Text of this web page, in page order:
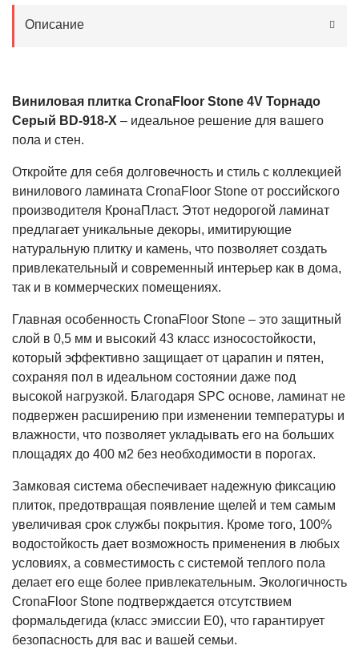
Описание
Виниловая плитка CronaFloor Stone 4V Торнадо
Серый BD-918-X – идеальное решение для вашего
пола и стен.
Откройте для себя долговечность и стиль с коллекцией
винилового ламината CronaFloor Stone от российского
производителя КронаПласт. Этот недорогой ламинат
предлагает уникальные декоры, имитирующие
натуральную плитку и камень, что позволяет создать
привлекательный и современный интерьер как в дома,
так и в коммерческих помещениях.
Главная особенность CronaFloor Stone – это защитный
слой в 0,5 мм и высокий 43 класс износостойкости,
который эффективно защищает от царапин и пятен,
сохраняя пол в идеальном состоянии даже под
высокой нагрузкой. Благодаря SPC основе, ламинат не
подвержен расширению при изменении температуры и
влажности, что позволяет укладывать его на больших
площадях до 400 м2 без необходимости в порогах.
Замковая система обеспечивает надежную фиксацию
плиток, предотвращая появление щелей и тем самым
увеличивая срок службы покрытия. Кроме того, 100%
водостойкость дает возможность применения в любых
условиях, а совместимость с системой теплого пола
делает его еще более привлекательным. Экологичность
CronaFloor Stone подтверждается отсутствием
формальдегида (класс эмиссии E0), что гарантирует
безопасность для вас и вашей семьи.